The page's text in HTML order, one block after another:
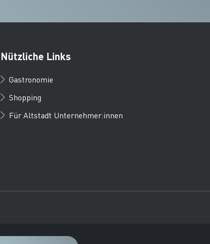
Nützliche Links
Gastronomie
Shopping
Für Altstadt Unternehmer:innen